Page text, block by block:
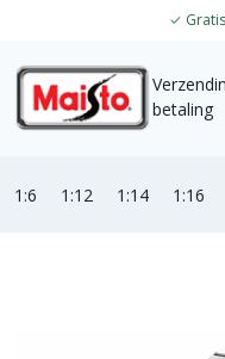
✓
betaling
1:6 1:12 1:14 1:16